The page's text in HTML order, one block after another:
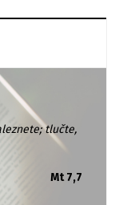
tlučte,
Mt 7,7